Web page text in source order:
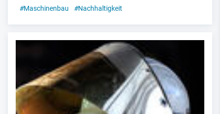
#Maschinenbau #Nachhaltigkeit